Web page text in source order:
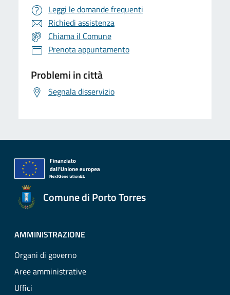
Leggi le domande frequenti
Richiedi assistenza
Chiama il Comune
Prenota appuntamento
Problemi in città
Segnala disservizio
Comune di Porto Torres
AMMINISTRAZIONE
Organi di governo
Aree amministrative
Uffici